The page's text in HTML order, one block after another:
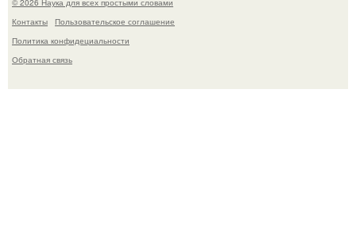
© 2026 Наука для всех простыми словами
Контакты
Пользовательское соглашение
Политика конфидециальности
Обратная связь